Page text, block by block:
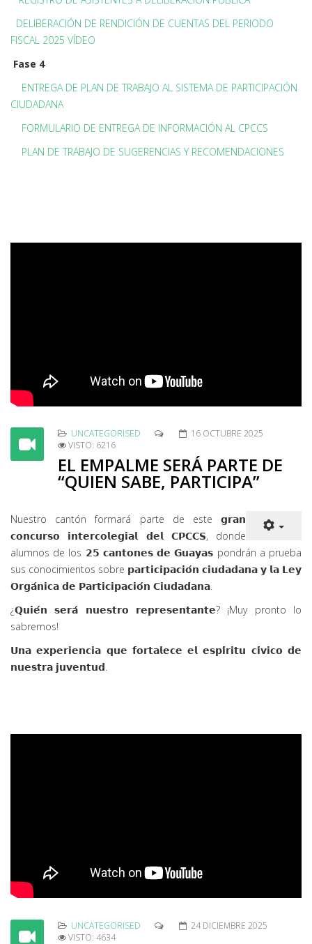
DELIBERACIÓN DE RENDICIÓN DE CUENTAS DEL PERIODO
FISCAL 2025 VÍDEO
Fase 4
ENTREGA DE PLAN DE TRABAJO AL SISTEMA DE PARTICIPACIÓN
CIUDADANA
FORMULARIO DE ENTREGA DE INFORMACIÓN AL CPCCS
PLAN DE TRABAJO DE SUGERENCIAS Y RECOMENDACIONES
UNCATEGORISED
16 OCTUBRE 2025
VISTO: 6216
EL EMPALME SERÁ PARTE DE
“QUIEN SABE, PARTICIPA”
Nuestro cantón formará parte de este 𝗴𝗿𝗮𝗻
𝗰𝗼𝗻𝗰𝘂𝗿𝘀𝗼 𝗶𝗻𝘁𝗲𝗿𝗰𝗼𝗹𝗲𝗴𝗶𝗮𝗹 𝗱𝗲𝗹 𝗖𝗣𝗖𝗖𝗦, donde
alumnos de los 𝟮𝟱 𝗰𝗮𝗻𝘁𝗼𝗻𝗲𝘀 𝗱𝗲 𝗚𝘂𝗮𝘆𝗮𝘀 pondrán a prueba
sus conocimientos sobre 𝗽𝗮𝗿𝘁𝗶𝗰𝗶𝗽𝗮𝗰𝗶𝗼́𝗻 𝗰𝗶𝘂𝗱𝗮𝗱𝗮𝗻𝗮 𝘆 𝗹𝗮 𝗟𝗲𝘆
𝗢𝗿𝗴𝗮́𝗻𝗶𝗰𝗮 𝗱𝗲 𝗣𝗮𝗿𝘁𝗶𝗰𝗶𝗽𝗮𝗰𝗶𝗼́𝗻 𝗖𝗶𝘂𝗱𝗮𝗱𝗮𝗻𝗮.
¿𝗤𝘂𝗶𝗲́𝗻 𝘀𝗲𝗿𝗮́ 𝗻𝘂𝗲𝘀𝘁𝗿𝗼 𝗿𝗲𝗽𝗿𝗲𝘀𝗲𝗻𝘁𝗮𝗻𝘁𝗲? ¡Muy pronto lo
sabremos!
𝗨𝗻𝗮 𝗲𝘅𝗽𝗲𝗿𝗶𝗲𝗻𝗰𝗶𝗮 𝗾𝘂𝗲 𝗳𝗼𝗿𝘁𝗮𝗹𝗲𝗰𝗲 𝗲𝗹 𝗲𝘀𝗽𝗶́𝗿𝗶𝘁𝘂 𝗰𝗶́𝘃𝗶𝗰𝗼 𝗱𝗲
𝗻𝘂𝗲𝘀𝘁𝗿𝗮 𝗷𝘂𝘃𝗲𝗻𝘁𝘂𝗱.
UNCATEGORISED
24 DICIEMBRE 2025
VISTO: 4634